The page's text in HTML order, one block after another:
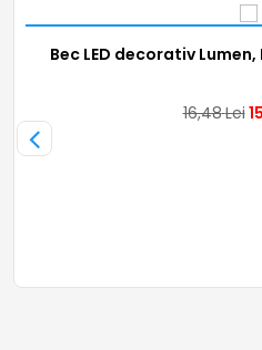
Bec LED decorativ
16,48Lei